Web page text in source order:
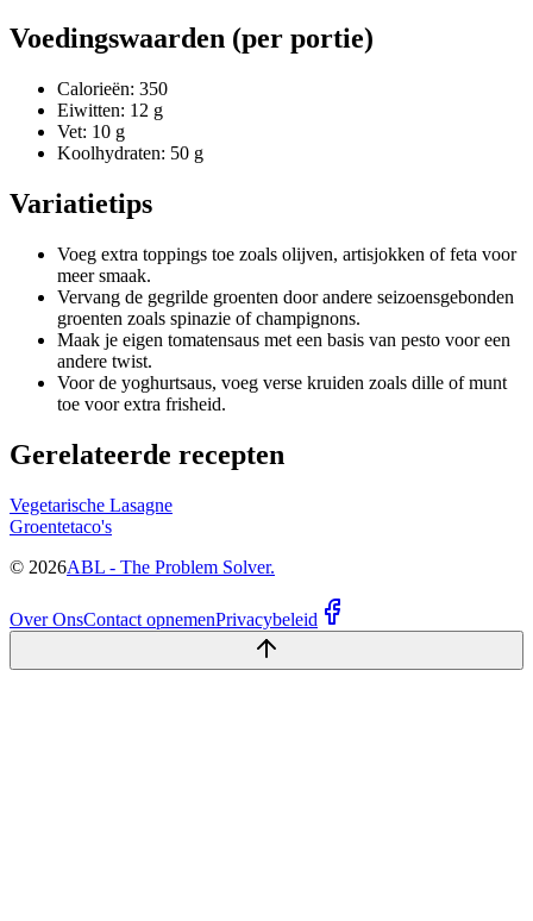
Voedingswaarden (per portie)
Calorieën: 350
Eiwitten: 12 g
Vet: 10 g
Koolhydraten: 50 g
Variatietips
Voeg extra toppings toe zoals olijven, artisjokken of feta voor
meer smaak.
Vervang de gegrilde groenten door andere seizoensgebonden
groenten zoals spinazie of champignons.
Maak je eigen tomatensaus met een basis van pesto voor een
andere twist.
Voor de yoghurtsaus, voeg verse kruiden zoals dille of munt
toe voor extra frisheid.
Gerelateerde recepten
Vegetarische Lasagne
Groentetaco's
© 2026ABL - The Problem Solver.
Over OnsContact opnemenPrivacybeleid